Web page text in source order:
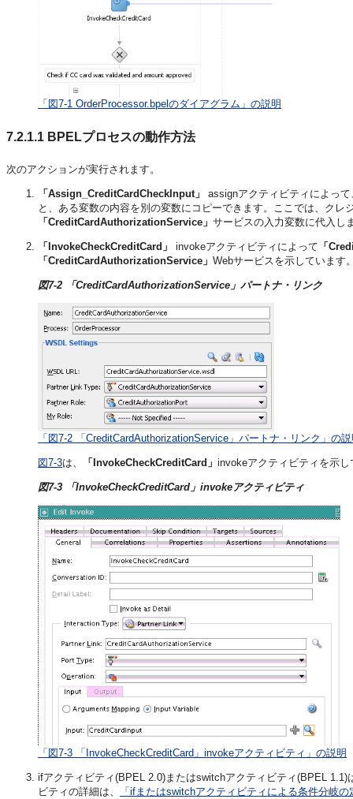
「図7-1 OrderProcessor.bpelのダイアグラム」の説明
7.2.1.1 BPELプロセスの動作方法
次のアクションが実行されます。
「Assign_CreditCardCheckInput」
assignアクティビティによっ
と、ある変数の内容を別の変数にコピーできます。ここでは、ク
「CreditCardAuthorizationService」 サービスの入力変数に代入し
「InvokeCheckCreditCard」 invokeアクティビティによって 「
「CreditCardAuthorizationService」 Webサービスを示しています
図7-2 「CreditCardAuthorizationService」パートナ・リンク
「図7-2 「CreditCardAuthorizationService」パートナ・リンク」の
図7-3は、 「InvokeCheckCreditCard」 invokeアクティビティを示し
図7-3 「InvokeCheckCreditCard」invokeアクティビティ
「図7-3 「InvokeCheckCreditCard」invokeアクティビティ」の説明
ifアクティビティ(BPEL 2.0)またはswitchアクティビティ(BPEL
ビティの詳細は、
「ifまたはswitchアクティビティによる条件分岐の